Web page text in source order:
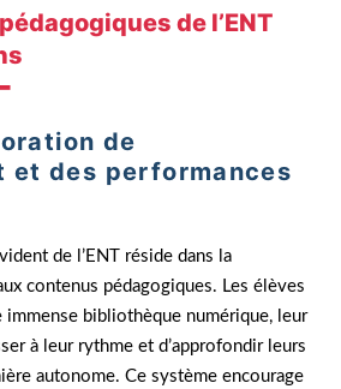
de l’ENT
de
et des performances
de l’ENT réside dans la
contenus pédagogiques. Les élèves
immense bibliothèque numérique, leur
à leur rythme et d’approfondir leurs
autonome. Ce système encourage